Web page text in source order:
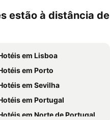
estão à distância de
em Lisboa
em Porto
em Sevilha
em Portugal
em Norte de Portugal